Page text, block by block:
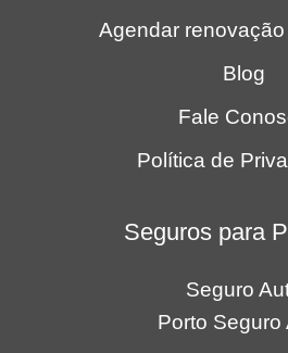
Agendar
Blog
Fale
Política de
Seguros para
Seguro
Porto Seguro